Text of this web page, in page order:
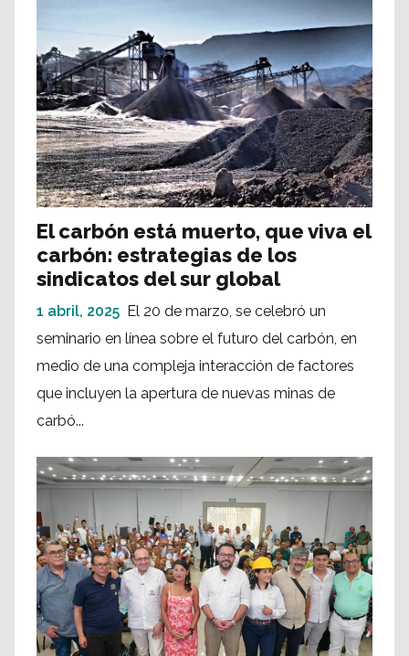
El carbón está muerto, que viva el
carbón: estrategias de los
sindicatos del sur global
1 abril, 2025 El 20 de marzo, se celebró un
seminario en línea sobre el futuro del carbón, en
medio de una compleja interacción de factores
que incluyen la apertura de nuevas minas de
carbó...